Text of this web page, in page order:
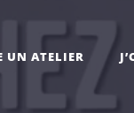
UN ATELIER